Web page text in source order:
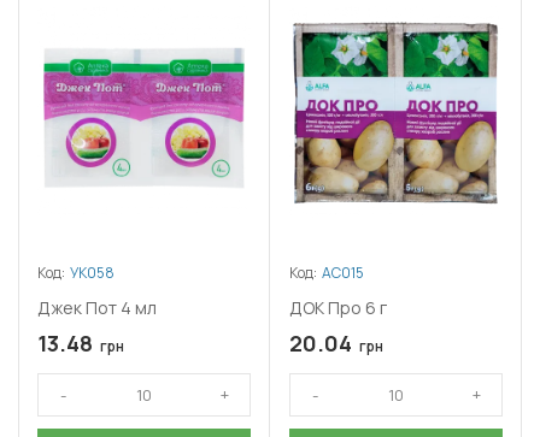
Код: УК058
Джек Пот 4 мл
13.48 грн
Код: АС015
ДОК Про 6 г
20.04 грн